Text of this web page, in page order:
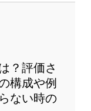
？評価さ
構成や例
ない時の